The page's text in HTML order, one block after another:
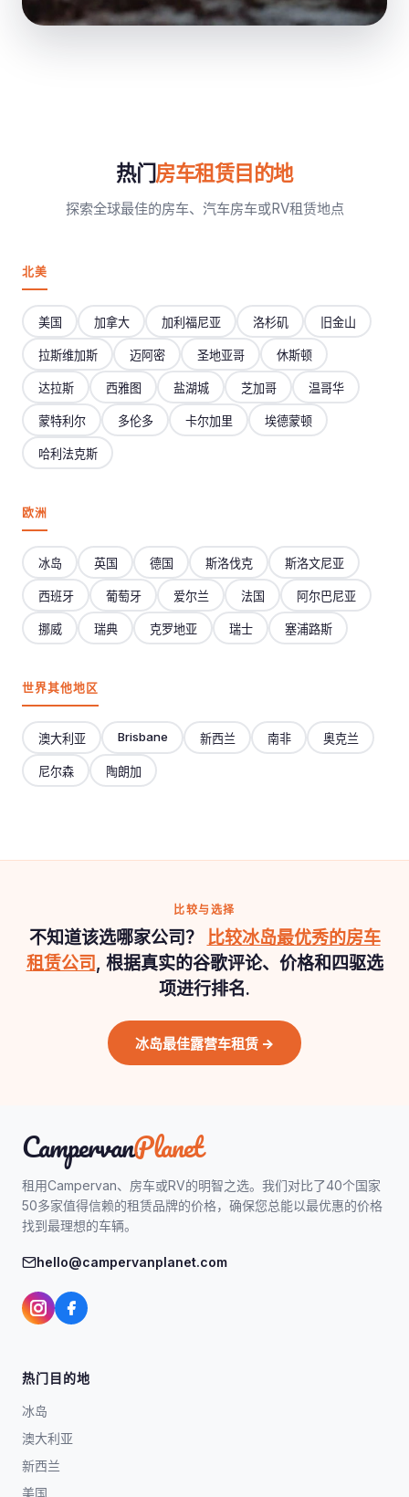
热门房车租赁目的地
探索全球最佳的房车、汽车房车或RV租赁地点
北美
美国 加拿大 加利福尼亚 洛杉矶 旧金山
拉斯维加斯 迈阿密 圣地亚哥 休斯顿
达拉斯 西雅图 盐湖城 芝加哥 温哥华
蒙特利尔 多伦多 卡尔加里 埃德蒙顿
哈利法克斯
欧洲
冰岛 英国 德国 斯洛伐克 斯洛文尼亚
西班牙 葡萄牙 爱尔兰 法国 阿尔巴尼亚
挪威 瑞典 克罗地亚 瑞士 塞浦路斯
世界其他地区
澳大利亚 Brisbane 新西兰 南非 奥克兰
尼尔森 陶朗加
比较与选择
不知道该选哪家公司？ 比较冰岛最优秀的房车
租赁公司, 根据真实的谷歌评论、价格和四驱选
项进行排名.
冰岛最佳露营车租赁 →
CampervanPlanet
租用Campervan、房车或RV的明智之选。我们对比了40个国家
50多家值得信赖的租赁品牌的价格，确保您总能以最优惠的价格
找到最理想的车辆。
hello@campervanplanet.com
热门目的地
冰岛
澳大利亚
新西兰
美国